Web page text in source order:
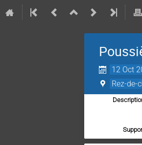
12 Oct
Rez-de-